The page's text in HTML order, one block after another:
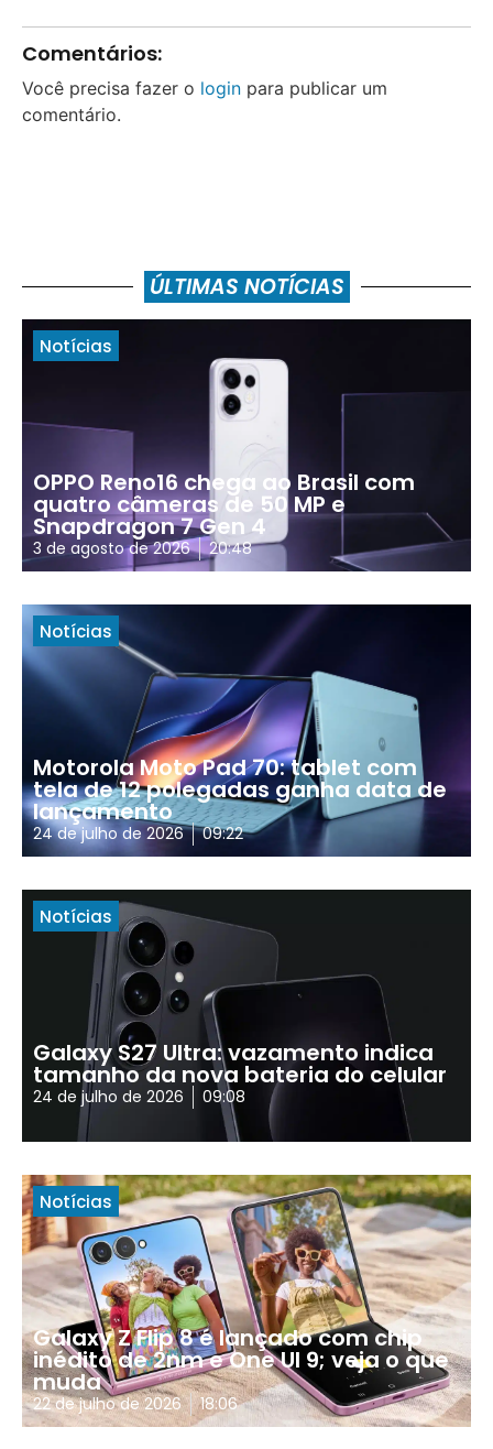
Comentários:
Você precisa fazer o login para publicar um
comentário.
ÚLTIMAS NOTÍCIAS
Notícias
OPPO Reno16 chega ao Brasil com
quatro câmeras de 50 MP e
Snapdragon 7 Gen 4
3 de agosto de 2026 20:48
Notícias
Motorola Moto Pad 70: tablet com
tela de 12 polegadas ganha data de
lançamento
24 de julho de 2026 09:22
Notícias
Galaxy S27 Ultra: vazamento indica
tamanho da nova bateria do celular
24 de julho de 2026 09:08
Notícias
Galaxy Z Flip 8 é lançado com chip
inédito de 2nm e One UI 9; veja o que
muda
22 de julho de 2026 18:06